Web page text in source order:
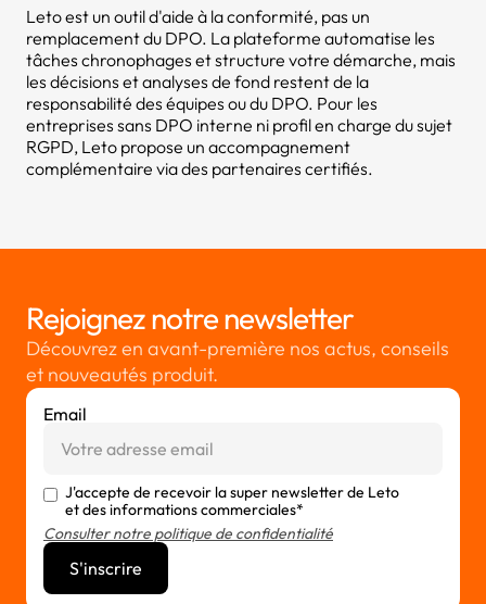
Leto est un outil d'aide à la conformité, pas un
remplacement du DPO. La plateforme automatise les
tâches chronophages et structure votre démarche, mais
les décisions et analyses de fond restent de la
responsabilité des équipes ou du DPO. Pour les
entreprises sans DPO interne ni profil en charge du sujet
RGPD, Leto propose un accompagnement
complémentaire via des partenaires certifiés.
Rejoignez notre newsletter
Découvrez en avant-première nos actus, conseils
et nouveautés produit.
Email
J'accepte de recevoir la super newsletter de Leto
et des informations commerciales*
Consulter notre politique de confidentialité